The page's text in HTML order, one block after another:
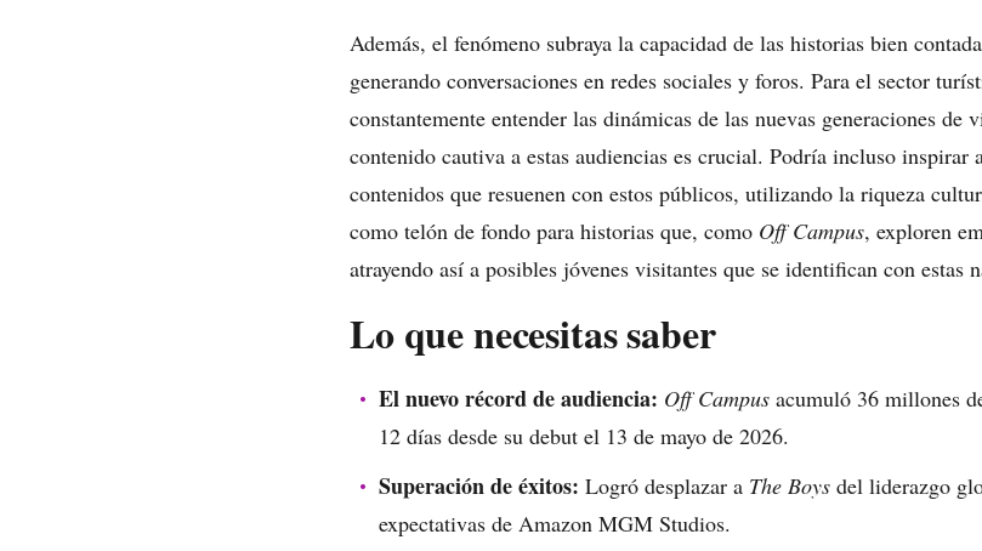
Además, el fenómeno subraya la capacidad de las historias bien
generando conversaciones en redes sociales y foros. Para el sector
constantemente entender las dinámicas de las nuevas generaciones de
contenido cautiva a estas audiencias es crucial. Podría incluso inspirar
contenidos que resuenen con estos públicos, utilizando la riqueza
como telón de fondo para historias que, como Off Campus, exploren
atrayendo así a posibles jóvenes visitantes que se identifican con estas
Lo que necesitas saber
El nuevo récord de audiencia: Off Campus acumuló 36 millones
12 días desde su debut el 13 de mayo de 2026.
Superación de éxitos: Logró desplazar a The Boys del liderazgo
expectativas de Amazon MGM Studios.